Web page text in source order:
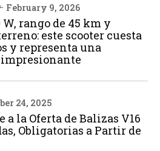
February 9, 2026
W, rango de 45 km y
este scooter cuesta
y representa una
24, 2025
a la Oferta de Balizas V16
Obligatorias a Partir de